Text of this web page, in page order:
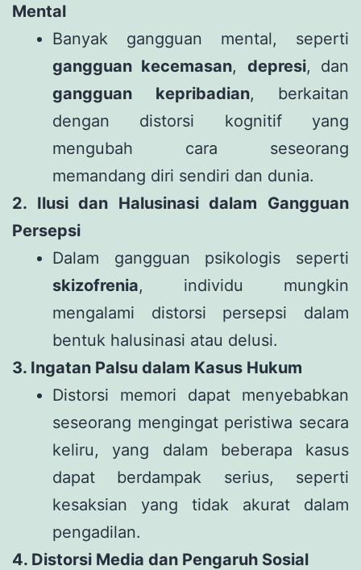
Mental
Banyak gangguan mental, seperti
gangguan kecemasan, depresi, dan
gangguan kepribadian, berkaitan
dengan distorsi kognitif yang
mengubah cara seseorang
memandang diri sendiri dan dunia.
2. Ilusi dan Halusinasi dalam Gangguan
Persepsi
Dalam gangguan psikologis seperti
skizofrenia, individu mungkin
mengalami distorsi persepsi dalam
bentuk halusinasi atau delusi.
3. Ingatan Palsu dalam Kasus Hukum
Distorsi memori dapat menyebabkan
seseorang mengingat peristiwa secara
keliru, yang dalam beberapa kasus
dapat berdampak serius, seperti
kesaksian yang tidak akurat dalam
pengadilan.
4. Distorsi Media dan Pengaruh Sosial